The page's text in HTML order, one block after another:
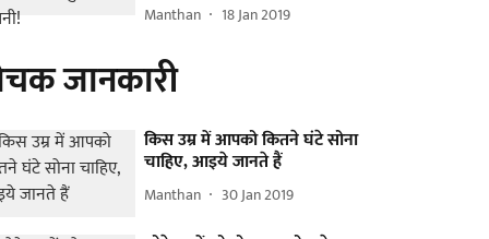
Manthan 18 Jan 2019
जानकारी
किस उम्र में आपको कितने घंटे सोना
चाहिए, आइये जानते हैं
Manthan 30 Jan 2019